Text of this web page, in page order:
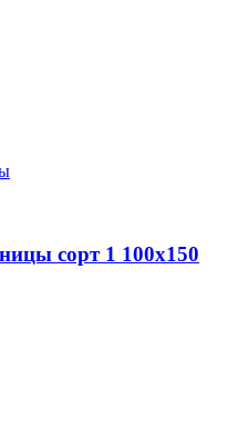
сорт 1 100х150